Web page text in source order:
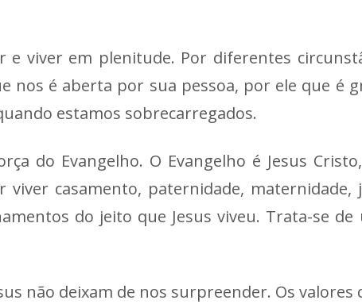
viver em plenitude. Por diferentes
nos é aberta por sua pessoa, por ele que é
estamos sobrecarregados.
do Evangelho. O Evangelho é Jesus
casamento, paternidade, maternidade,
do jeito que Jesus viveu. Trata-se
não deixam de nos surpreender. Os